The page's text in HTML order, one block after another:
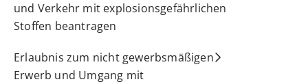
und Verkehr mit explosionsgefährlichen
Stoffen beantragen
Erlaubnis zum nicht gewerbsmäßigen
Erwerb und Umgang mit